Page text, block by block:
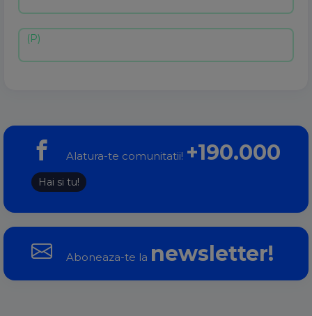
Alatura-te comunitatii! +190.000
Hai si tu!
Aboneaza-te la newsletter!